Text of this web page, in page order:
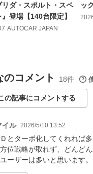
リダ・スポルト・スペ
登場【140台限定】
AUTOCAR JAPAN
ッ
のコメント 18件
の記事にコメントする
イル 2026/5/10 13:52
とターボ化してくれれば
位戦略が取れず、どんど
ーザーは多いと思います